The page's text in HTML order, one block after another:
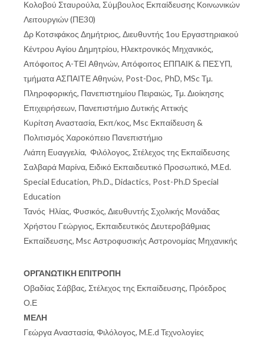
Κολοβού Σταυρούλα, Σύμβουλος Εκπαίδευσης Κοινωνικών
Λειτουργιών (ΠΕ30)
Δρ Κοτσιφάκος Δημήτριος, Διευθυντής 1ου Εργαστηριακού
Κέντρου Αγίου Δημητρίου, Ηλεκτρονικός Μηχανικός,
Απόφοιτος Α-ΤΕΙ Αθηνών, Απόφοιτος ΕΠΠΑΙΚ & ΠΕΣΥΠ,
τμήματα ΑΣΠΑΙΤΕ Αθηνών, Post-Doc, PhD, MSc Τμ.
Πληροφορικής, Πανεπιστημίου Πειραιώς, Τμ. Διοίκησης
Επιχειρήσεων, Πανεπιστήμιο Δυτικής Αττικής
Κυρίτση Αναστασία, Εκπ/κος, Msc Εκπαίδευση &
Πολιτισμός Χαροκόπειο Πανεπιστήμιο
Λιάπη Ευαγγελία, Φιλόλογος, Στέλεχος της Εκπαίδευσης
Σαλβαρά Μαρίνα, Ειδικό Εκπαιδευτικό Προσωπικό, M.Ed.
Special Education, Ph.D., Didactics, Post-Ph.D Special
Education
Τανός Ηλίας, Φυσικός, Διευθυντής Σχολικής Μονάδας
Χρήστου Γεώργιος, Εκπαιδευτικός Δευτεροβάθμιας
Εκπαίδευσης, Msc Αστροφυσικής Αστρονομίας Μηχανικής
ΟΡΓΑΝΩΤΙΚΗ ΕΠΙΤΡΟΠΗ
Οβαδίας Σάββας, Στέλεχος της Εκπαίδευσης, Πρόεδρος
Ο.Ε
ΜΕΛΗ
Γεώργα Αναστασία, Φιλόλογος, M.E.d Τεχνολογίες